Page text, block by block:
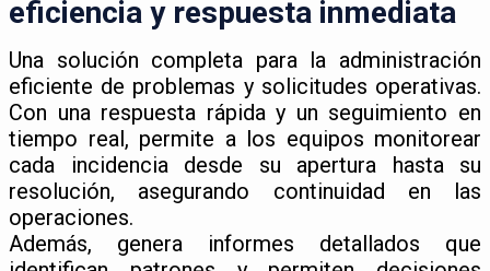
eficiencia y respuesta inmediata
Una solución completa para la administración
eficiente de problemas y solicitudes operativas.
Con una respuesta rápida y un seguimiento en
tiempo real, permite a los equipos monitorear
cada incidencia desde su apertura hasta su
resolución, asegurando continuidad en las
operaciones.
Además, genera informes detallados que